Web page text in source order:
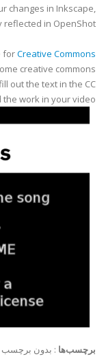
changes in Inkscape,
in OpenShot.
forCreative Commons
creative commons
out the text in the CC
work in your video.
برچسب‌ها : بدون برچسب